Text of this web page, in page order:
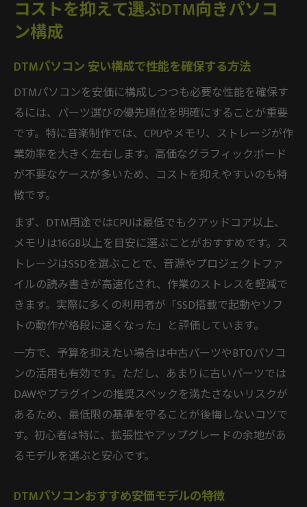
コストを抑えて選ぶDTM向きパソコ
ン構成
DTMパソコン 安い構成で性能を確保する方法
DTMパソコンを安価に構成しつつも必要な性能を確保す
るには、パーツ選びの優先順位を明確にすることが重要
です。特に音楽制作では、CPUやメモリ、ストレージが作
業効率を大きく左右します。高価なグラフィックボード
が不要なケースが多いため、コストを抑えやすいのも特
徴です。
まず、DTM用途ではCPUは最低でもクアッドコア以上、
メモリは16GB以上を目安に選ぶことがおすすめです。ス
トレージはSSDを選ぶことで、音源やプロジェクトファ
イルの読み書きが高速化され、作業のストレスを軽減で
きます。実際に多くの利用者が「SSD搭載で起動やソフ
トの動作が格段に速くなった」と評価しています。
一方で、予算を抑えたい場合は中古パーツやBTOパソコ
ンの活用も有効です。ただし、あまりに古いパーツでは
DAWやプラグインの推奨スペックを満たさないリスクが
あるため、最低限の基準を守ることが後悔しないコツで
す。初心者は特に、拡張性やアップグレードの余地があ
るモデルを選ぶと安心です。
DTMパソコンおすすめ安価モデルの特徴